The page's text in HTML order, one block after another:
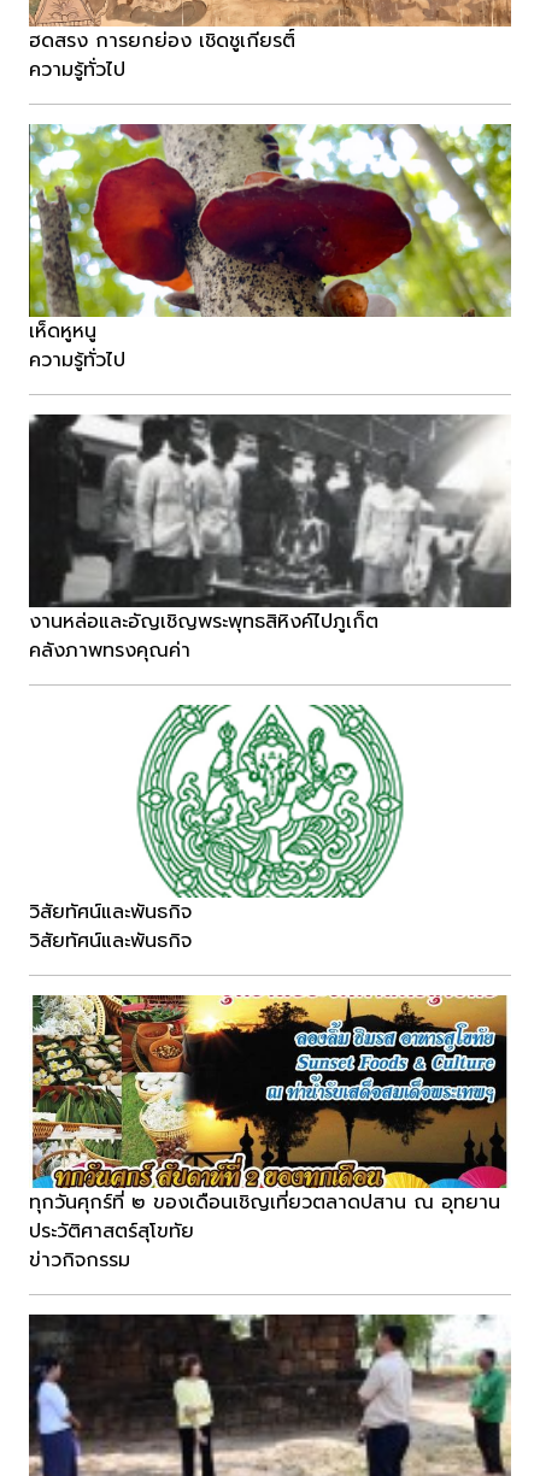
ฮดสรง การยกย่อง เชิดชูเกียรติ์
ความรู้ทั่วไป
เห็ดหูหนู
ความรู้ทั่วไป
งานหล่อและอัญเชิญพระพุทธสิหิงค์ไปภูเก็ต
คลังภาพทรงคุณค่า
วิสัยทัศน์และพันธกิจ
วิสัยทัศน์และพันธกิจ
ทุกวันศุกร์ที่ ๒ ของเดือนเชิญเที่ยวตลาดปสาน ณ อุทยาน
ประวัติศาสตร์สุโขทัย
ข่าวกิจกรรม